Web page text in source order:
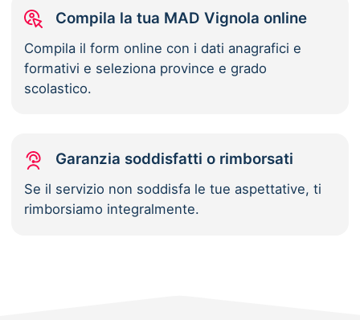
Compila la tua MAD Vignola online
Compila il form online con i dati anagrafici e
formativi e seleziona province e grado
scolastico.
Garanzia soddisfatti o rimborsati
Se il servizio non soddisfa le tue aspettative, ti
rimborsiamo integralmente.